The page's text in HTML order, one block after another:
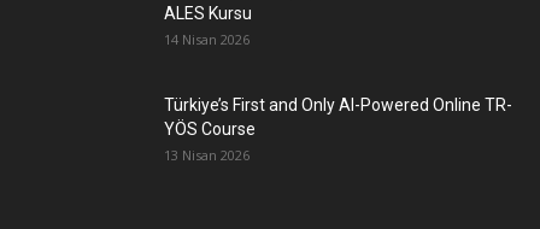
ALES Kursu
14 Nisan 2026
Türkiye’s First and Only AI-Powered Online TR-
YÖS Course
13 Nisan 2026